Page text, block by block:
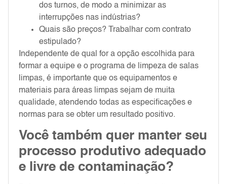
dos turnos, de modo a minimizar as
interrupções nas indústrias?
Quais são preços? Trabalhar com contrato
estipulado?
Independente de qual for a opção escolhida para
formar a equipe e o programa de limpeza de salas
limpas, é importante que os equipamentos e
materiais para áreas limpas sejam de muita
qualidade, atendendo todas as especificações e
normas para se obter um resultado positivo.
Você também quer manter seu
processo produtivo adequado
e livre de contaminação?